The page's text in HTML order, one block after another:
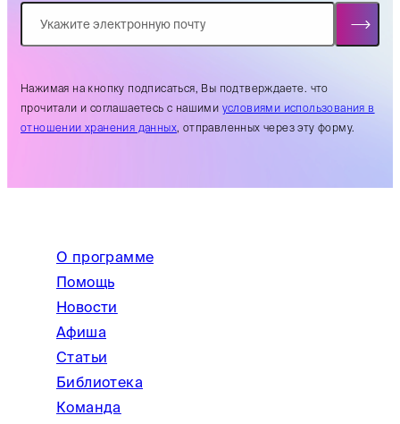
Нажимая на кнопку подписаться, Вы подтверждаете. что
прочитали и соглашаетесь с нашими условиями использования в
отношении хранения данных, отправленных через эту форму.
О программе
Помощь
Новости
Афиша
Статьи
Библиотека
Команда